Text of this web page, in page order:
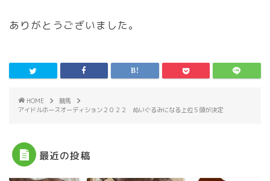
ありがとうございました。
HOME
競馬
アイドルホースオーディション２０２２ ぬいぐるみになる上位５頭が決定
最近の投稿